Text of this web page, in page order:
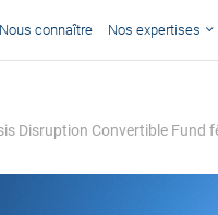
Nous connaître Nos expertises
Disruption Convertible Fund